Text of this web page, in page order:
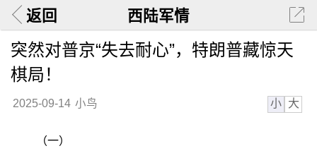
返回 西陆军情
突然对普京“失去耐心”，特朗普藏惊天
棋局！
2025-09-14 小鸟 小 大
（一）